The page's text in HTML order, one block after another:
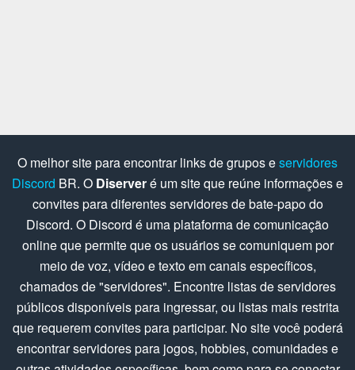
O melhor site para encontrar links de grupos eservidores
Discord BR. O Diserveré um site que reúne informações e
convites para diferentes servidores de bate-papo do
Discord. O Discord é uma plataforma de comunicação
online que permite que os usuários se comuniquem por
meio de voz, vídeo e texto em canais específicos,
chamados de "servidores". Encontre listas de servidores
públicos disponíveis para ingressar, ou listas mais restrita
que requerem convites para participar. No site você poderá
encontrar servidores para jogos, hobbies, comunidades e